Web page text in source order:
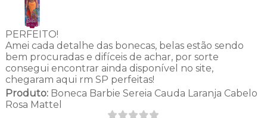
PERFEITO!
Amei cada detalhe das bonecas, belas estão sendo
bem procuradas e difíceis de achar, por sorte
consegui encontrar ainda disponível no site,
chegaram aqui rm SP perfeitas!
Produto:Boneca Barbie Sereia Cauda Laranja Cabelo
Rosa Mattel